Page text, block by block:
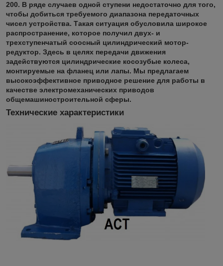
200. В ряде случаев одной ступени недостаточно для того,
чтобы добиться требуемого диапазона передаточных
чисел устройства. Такая ситуация обусловила широкое
распространение, которое получил двух- и
трехступенчатый соосный цилиндрический мотор-
редуктор. Здесь в целях передачи движения
задействуются цилиндрические косозубые колеса,
монтируемые на фланец или лапы. Мы предлагаем
высокоэффективное приводное решение для работы в
качестве электромеханических приводов
общемашиностроительной сферы.
Технические характеристики